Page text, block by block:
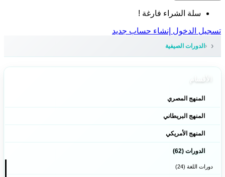
سلة الشراء فارغة !
تسجيل الدخول إنشاء حساب جديد
الدورات الصيفية
الأقسام
المنهج المصري
المنهج البريطاني
المنهج الأمريكي
الدورات (62)
دورات اللغة (24)